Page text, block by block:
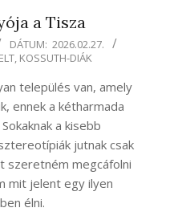
a Tisza
DÁTUM: 2026.02.27.
, KOSSUTH-DIÁK
település van, amely
ennek a kétharmada
a kisebb
jutnak csak
szeretném megcáfolni
mit jelent egy ilyen
élni.